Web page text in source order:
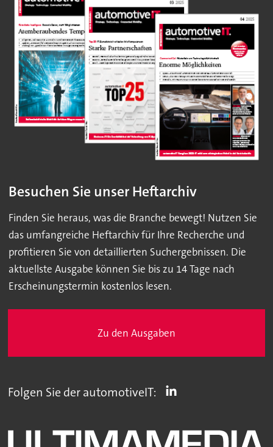
Besuchen Sie unser Heftarchiv
Finden Sie heraus, was die Branche bewegt! Nutzen Sie
das umfangreiche Heftarchiv für Ihre Recherche und
profitieren Sie von detaillierten Suchergebnissen. Die
aktuellste Ausgabe können Sie bis zu 14 Tage nach
Erscheinungstermin kostenlos lesen.
Zu den Ausgaben
Folgen Sie der automotiveIT: